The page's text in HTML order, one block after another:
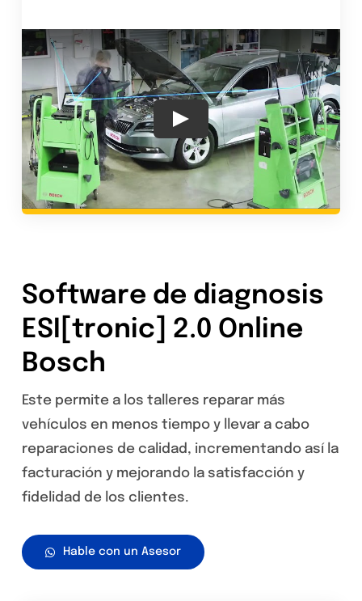
Play
Software de diagnosis
ESI[tronic] 2.0 Online
Bosch
Este permite a los talleres reparar más
vehículos en menos tiempo y llevar a cabo
reparaciones de calidad, incrementando así la
facturación y mejorando la satisfacción y
fidelidad de los clientes.
Hable con un Asesor